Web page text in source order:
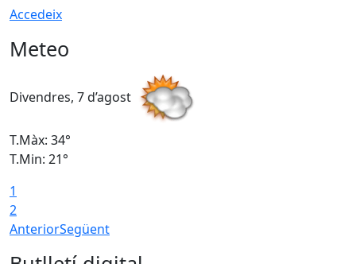
Accedeix
Meteo
Divendres, 7 d’agost
T.Màx: 34°
T.Min: 21°
1
2
AnteriorSegüent